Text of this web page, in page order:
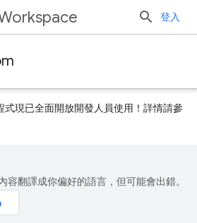
登入
式現已全面開放開發人員使用！詳情請參
容翻譯成你偏好的語言，但可能會出錯。